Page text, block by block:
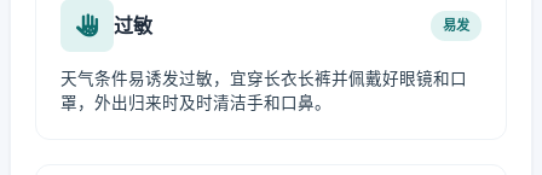
过敏 易发
天气条件易诱发过敏，宜穿长衣长裤并佩戴好眼镜和口
罩，外出归来时及时清洁手和口鼻。